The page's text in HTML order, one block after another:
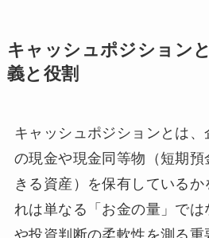
キャッシュポジション
義と役割
キャッシュポジションとは
の現金や現金同等物（短期
きる資産）を保有しているか
れは単なる「お金の量」で